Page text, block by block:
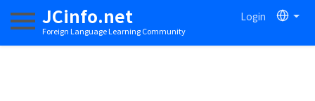
JCinfo.net
Foreign Language Learning Community
Login
Toggle navigation